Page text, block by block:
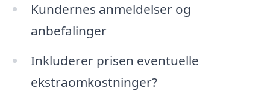
Kundernes anmeldelser og
anbefalinger
Inkluderer prisen eventuelle
ekstraomkostninger?